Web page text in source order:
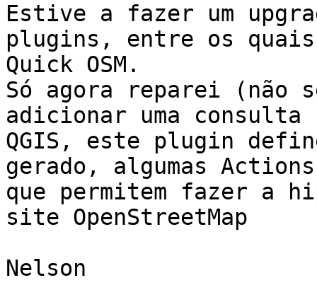
Estive a fazer um
plugins, entre os
Quick OSM.
Só agora reparei (não
adicionar uma consulta
QGIS, este plugin
gerado, algumas Actions
que permitem fazer a
site OpenStreetMap
Nelson